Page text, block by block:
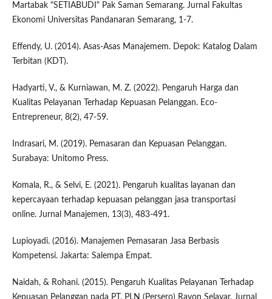
Martabak "SETIABUDI" Pak Saman Semarang. Jurnal Fakultas
Ekonomi Universitas Pandanaran Semarang, 1-7.
Effendy, U. (2014). Asas-Asas Manajemem. Depok: Katalog Dalam
Terbitan (KDT).
Hadyarti, V., & Kurniawan, M. Z. (2022). Pengaruh Harga dan
Kualitas Pelayanan Terhadap Kepuasan Pelanggan. Eco-
Entrepreneur, 8(2), 47-59.
Indrasari, M. (2019). Pemasaran dan Kepuasan Pelanggan.
Surabaya: Unitomo Press.
Komala, R., & Selvi, E. (2021). Pengaruh kualitas layanan dan
kepercayaan terhadap kepuasan pelanggan jasa transportasi
online. Jurnal Manajemen, 13(3), 483-491.
Lupioyadi. (2016). Manajemen Pemasaran Jasa Berbasis
Kompetensi. Jakarta: Salempa Empat.
Naidah, & Rohani. (2015). Pengaruh Kualitas Pelayanan Terhadap